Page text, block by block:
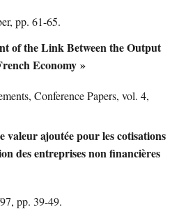
pp. 61-65.
of the Link Between the Output
Economy »
Conference Papers, vol. 4,
valeur ajoutée pour les cotisations
des entreprises non financières
pp. 39-49.